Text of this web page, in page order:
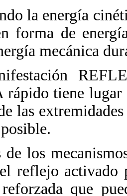
la energía
forma de
mecánica
rápido tiene lugar
las
los
reflejo activado
que